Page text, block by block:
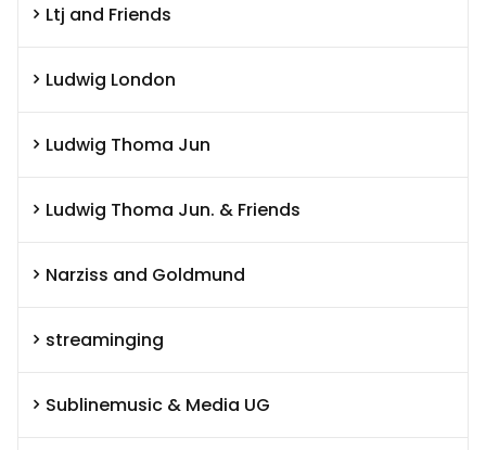
Ltj and Friends
Ludwig London
Ludwig Thoma Jun
Ludwig Thoma Jun. & Friends
Narziss and Goldmund
streaminging
Sublinemusic & Media UG